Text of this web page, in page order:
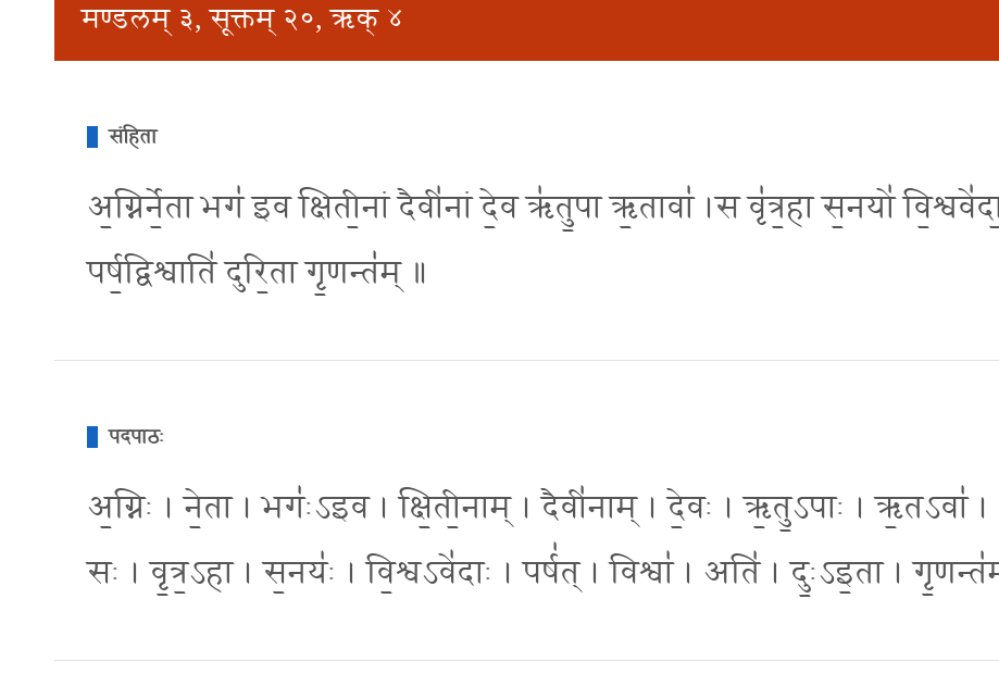
मण्डलम् ३, सूक्तम् २०, ऋक् ४
संहिता
अ॒ग्निर्ने॒ता भग॑ इव क्षिती॒नां दैवी॑नां दे॒व ऋ॑तु॒पा ऋ॒तावा॑ ।स वृ॑त्र॒हा स॒नयो॑
पर्ष॒द्विश्वाति॑ दुरि॒ता गृ॒णन्त॑म् ॥
पदपाठः
अ॒ग्निः । ने॒ता । भगः॑ऽइव । क्षि॒ती॒नाम् । दैवी॑नाम् । दे॒वः । ऋ॒तु॒ऽपाः । ऋ॒तऽवा॑ ।
सः । वृ॒त्र॒ऽहा । स॒नयः॑ । वि॒श्वऽवे॑दाः । पर्ष॑त् । विश्वा॑ । अति॑ । दुः॒ऽइ॒ता ।